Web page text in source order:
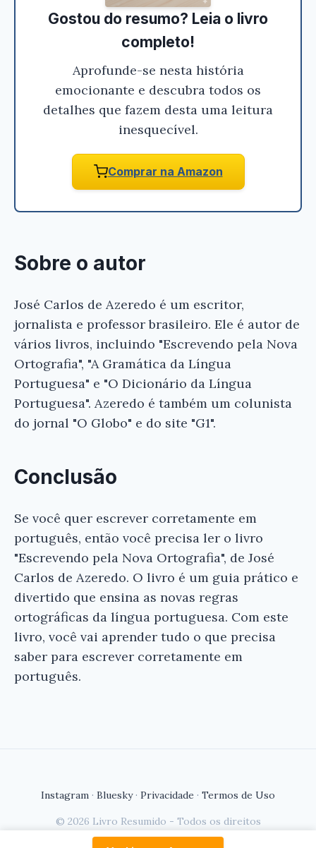
Gostou do resumo? Leia o livro
completo!
Aprofunde-se nesta história
emocionante e descubra todos os
detalhes que fazem desta uma leitura
inesquecível.
Comprar na Amazon
Sobre o autor
José Carlos de Azeredo é um escritor,
jornalista e professor brasileiro. Ele é autor de
vários livros, incluindo "Escrevendo pela Nova
Ortografia", "A Gramática da Língua
Portuguesa" e "O Dicionário da Língua
Portuguesa". Azeredo é também um colunista
do jornal "O Globo" e do site "G1".
Conclusão
Se você quer escrever corretamente em
português, então você precisa ler o livro
"Escrevendo pela Nova Ortografia", de José
Carlos de Azeredo. O livro é um guia prático e
divertido que ensina as novas regras
ortográficas da língua portuguesa. Com este
livro, você vai aprender tudo o que precisa
saber para escrever corretamente em
português.
Instagram · Bluesky· Privacidade · Termos de Uso
© 2026 Livro Resumido - Todos os direitos
reservados.